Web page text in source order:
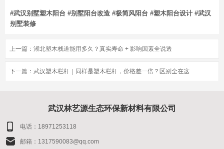
#武汉别墅塑木阳台 #别墅阳台改造 #极简风阳台 #塑木阳台设计 #武汉
别墅装修
上一篇： 湖北塑木栈道能用多久？真实寿命 + 影响因素全说透
下一篇： 武汉塑木栏杆｜同样是塑木栏杆，价格差一倍？区别全在这
武汉林艺源生态环保新材料有限公司
电话：18971253118
邮箱：1317590083@qq.com